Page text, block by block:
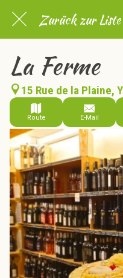
Zurück zur Liste
La Ferme
15 Rue de la Plaine,
Route E-Mail